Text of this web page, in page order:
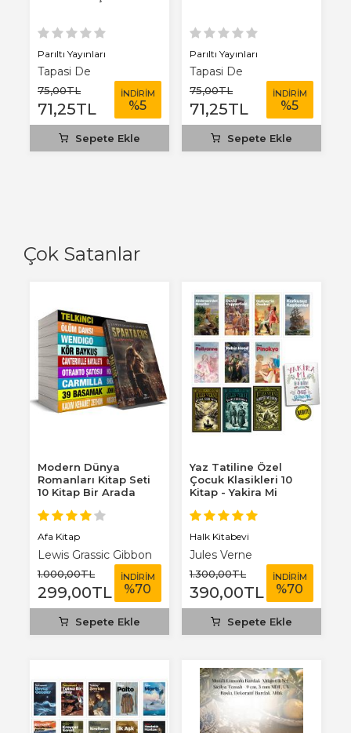
Çok Satanlar
Modern Dünya
Romanları Kitap Seti
10 Kitap Bir Arada
Afa Kitap
Lewis Grassic Gibbon
1.000,00TL
299,00TL
İNDİRİM
%70
Sepete Ekle
Yaz Tatiline Özel
Çocuk Klasikleri 10
Kitap - Yakira Mi
Halk Kitabevi
Jules Verne
1.300,00TL
390,00TL
İNDİRİM
%70
Sepete Ekle
Parıltı Yayınları
Tapasi De
75,00TL
71,25TL
İNDİRİM
%5
Sepete Ekle
Parıltı Yayınları
Tapasi De
75,00TL
71,25TL
İNDİRİM
%5
Sepete Ekle